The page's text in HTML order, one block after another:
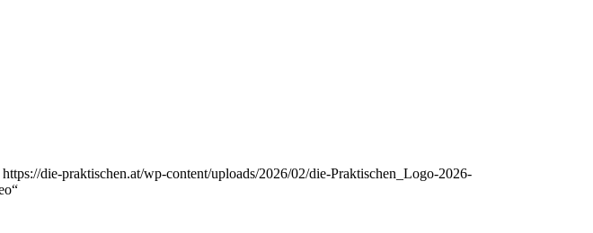
https://die-praktischen.at/wp-content/uploads/2026/02/die-Praktischen_Logo-2026-